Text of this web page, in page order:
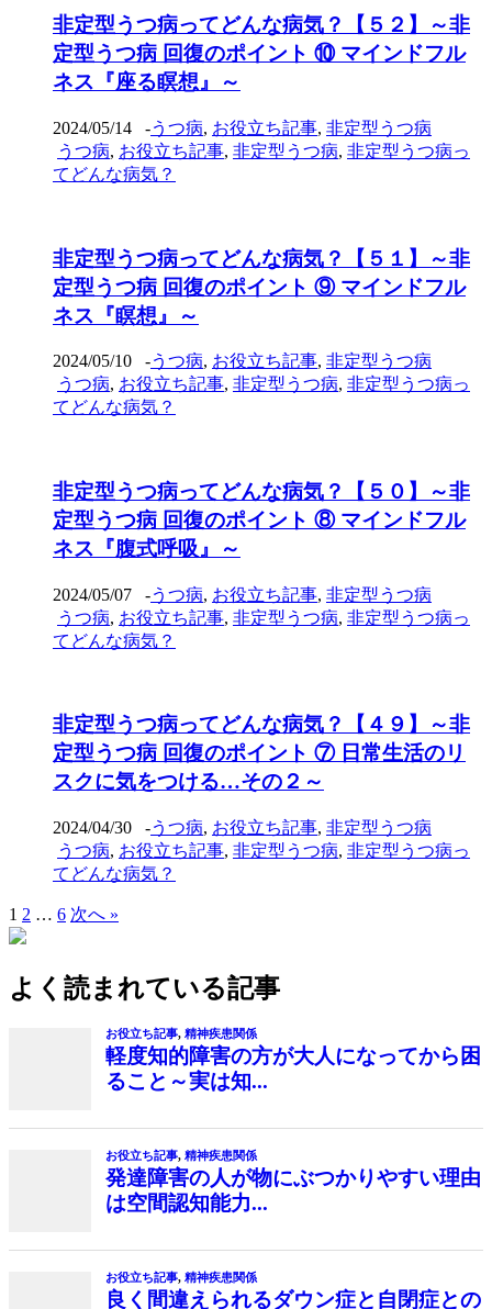
非定型うつ病ってどんな病気？【５２】～非
定型うつ病 回復のポイント ⑩ マインドフル
ネス『座る瞑想』～
2024/05/14 -うつ病, お役立ち記事, 非定型うつ病
うつ病, お役立ち記事, 非定型うつ病, 非定型うつ病っ
てどんな病気？
非定型うつ病ってどんな病気？【５１】～非
定型うつ病 回復のポイント ⑨ マインドフル
ネス『瞑想』～
2024/05/10 -うつ病, お役立ち記事, 非定型うつ病
うつ病, お役立ち記事, 非定型うつ病, 非定型うつ病っ
てどんな病気？
非定型うつ病ってどんな病気？【５０】～非
定型うつ病 回復のポイント ⑧ マインドフル
ネス『腹式呼吸』～
2024/05/07 -うつ病, お役立ち記事, 非定型うつ病
うつ病, お役立ち記事, 非定型うつ病, 非定型うつ病っ
てどんな病気？
非定型うつ病ってどんな病気？【４９】～非
定型うつ病 回復のポイント ⑦ 日常生活のリ
スクに気をつける…その２～
2024/04/30 -うつ病, お役立ち記事, 非定型うつ病
うつ病, お役立ち記事, 非定型うつ病, 非定型うつ病っ
てどんな病気？
1 2 … 6 次へ »
よく読まれている記事